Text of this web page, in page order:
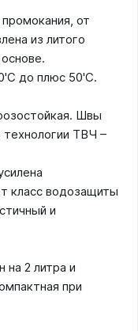
от
из литого
до плюс 50'C.
Швы
ТВЧ –
класс водозащиты
и
на 2 литра и
при